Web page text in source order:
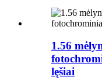
1.56
lęšiai